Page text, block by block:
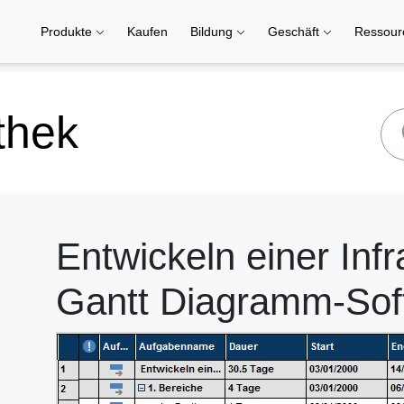
Produkte Kaufen Bildung Geschäft
Entwickeln einer
Gantt Diagramm-